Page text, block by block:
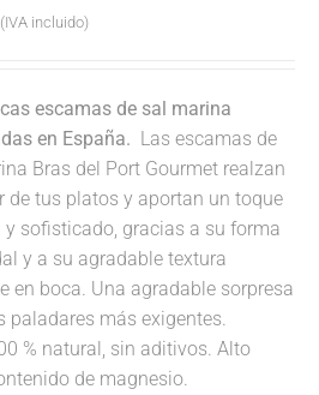
(IVA incluido)
escamas de sal marina
en España. Las escamas de
Bras del Port Gourmet realzan
de tus platos y aportan un toque
y sofisticado, gracias a su forma
y a su agradable textura
en boca. Una agradable sorpresa
paladares más exigentes.
% natural, sin aditivos. Alto
de magnesio.